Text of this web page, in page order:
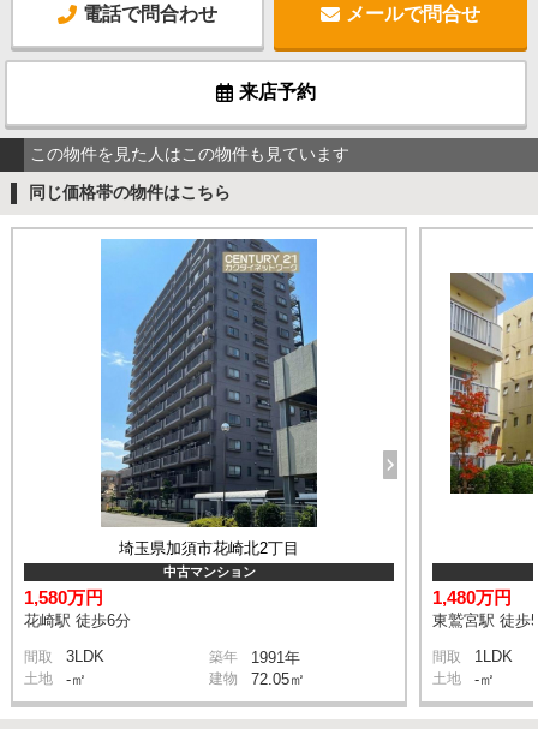
電話で問合わせ メールで問合せ
来店予約
この物件を見た人はこの物件も見ています
同じ価格帯の物件はこちら
埼玉県加須市花崎北2丁目
中古マンション
1,580万円
花崎駅 徒歩6分
間取 3LDK 築年 1991年
土地 -㎡ 建物 72.05㎡
1,480万円
東鷲宮駅 徒歩
間取 1LDK
土地 -㎡